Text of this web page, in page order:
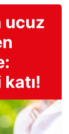
ucuz
katı!